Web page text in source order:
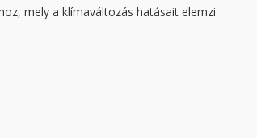
mely a klímaváltozás hatásait elemzi